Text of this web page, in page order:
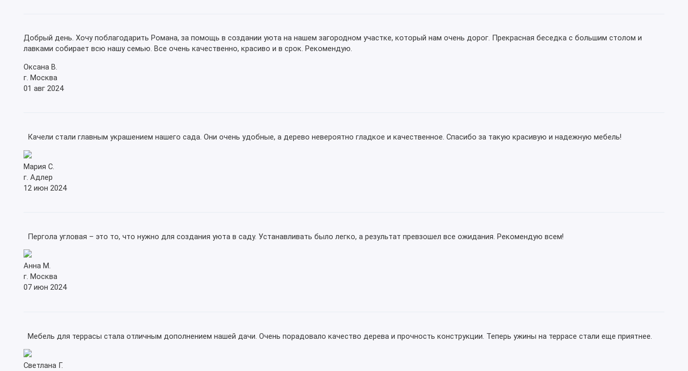
Добрый день. Хочу поблагодарить Романа, за помощь в создании уюта на нашем загородном участке, который нам очень дорог. Прекрасная беседка с большим столом и
лавками собирает всю нашу семью. Все очень качественно, красиво и в срок. Рекомендую.
Оксана В.
г. Москва
01 авг 2024
Качели стали главным украшением нашего сада. Они очень удобные, а дерево невероятно гладкое и качественное. Спасибо за такую красивую и надежную мебель!
Мария С.
г. Адлер
12 июн 2024
Пергола угловая – это то, что нужно для создания уюта в саду. Устанавливать было легко, а результат превзошел все ожидания. Рекомендую всем!
Анна М.
г. Москва
07 июн 2024
Мебель для террасы стала отличным дополнением нашей дачи. Очень порадовало качество дерева и прочность конструкции. Теперь ужины на террасе стали еще приятнее.
Светлана Г.